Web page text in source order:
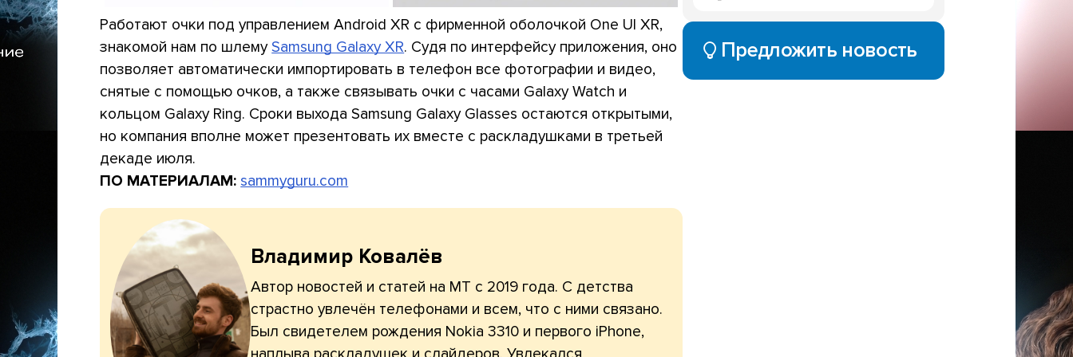
Работают очки под управлением Android XR с фирменной оболочкой One UI XR,
знакомой нам по шлему Samsung Galaxy XR. Судя по интерфейсу приложения, оно
позволяет автоматически импортировать в телефон все фотографии и видео,
снятые с помощью очков, а также связывать очки с часами Galaxy Watch и
кольцом Galaxy Ring. Сроки выхода Samsung Galaxy Glasses остаются открытыми,
но компания вполне может презентовать их вместе с раскладушками в третьей
декаде июля.
ПО МАТЕРИАЛАМ: sammyguru.com
Владимир Ковалёв
Автор новостей и статей на МТ с 2019 года. С детства
страстно увлечён телефонами и всем, что с ними связано.
Был свидетелем рождения Nokia 3310 и первого iPhone,
Предложить новость